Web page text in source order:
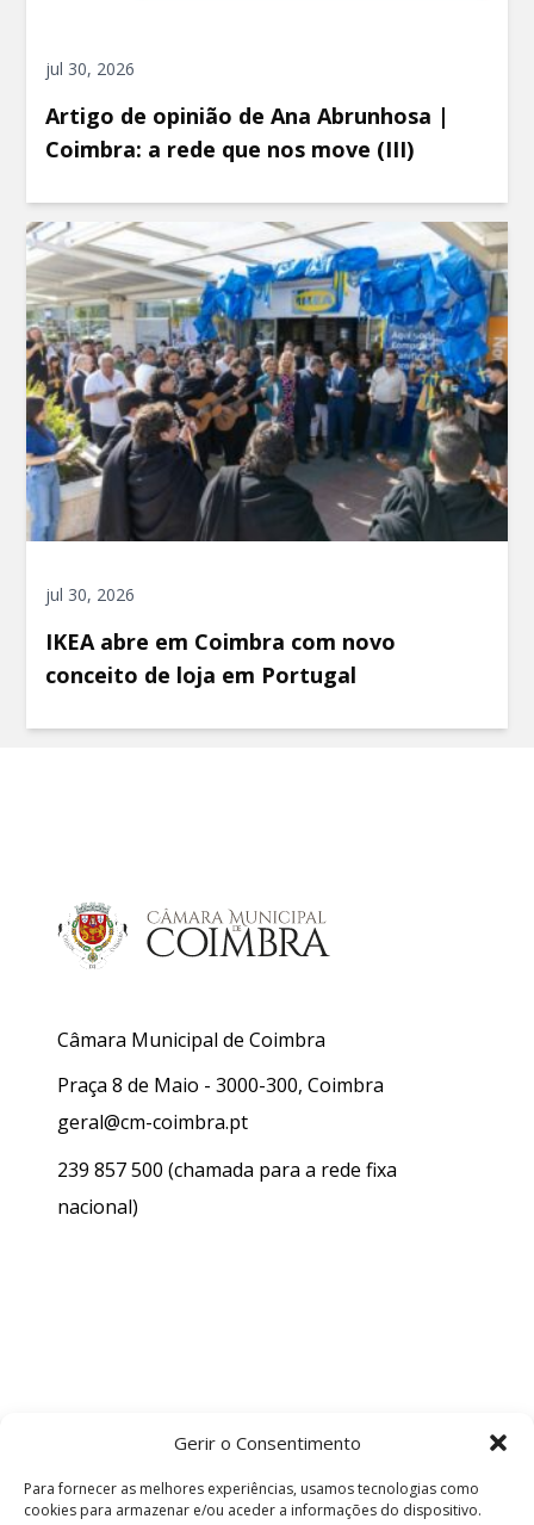
Gerir o Consentimento
Para fornecer as melhores experiências, usamos tecnologias como
cookies para armazenar e/ou aceder a informações do dispositivo.
jul 30, 2026
Artigo de opinião de Ana Abrunhosa |
Coimbra: a rede que nos move (III)
jul 30, 2026
IKEA abre em Coimbra com novo
conceito de loja em Portugal
Câmara Municipal de Coimbra
Praça 8 de Maio - 3000-300, Coimbra
geral@cm-coimbra.pt
239 857 500 (chamada para a rede fixa
nacional)